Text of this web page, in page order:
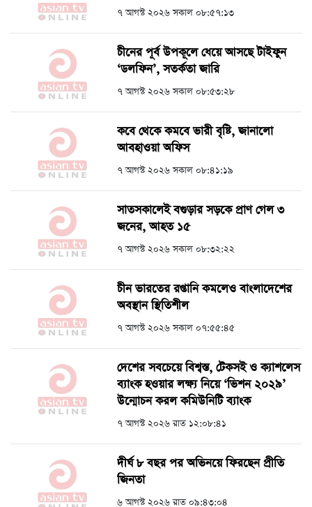
৭ আগস্ট ২০২৬ সকাল ০৮:৫৭:১৩
চীনের পূর্ব উপকূলে ধেয়ে আসছে টাইফুন
‘ডলফিন’, সতর্কতা জারি
৭ আগস্ট ২০২৬ সকাল ০৮:৫৩:২৮
কবে থেকে কমবে ভারী বৃষ্টি, জানালো
আবহাওয়া অফিস
৭ আগস্ট ২০২৬ সকাল ০৮:৪১:১৯
সাতসকালেই বগুড়ার সড়কে প্রাণ গেল ৩
জনের, আহত ১৫
৭ আগস্ট ২০২৬ সকাল ০৮:৩২:২২
চীন ভারতের রপ্তানি কমলেও বাংলাদেশের
অবস্থান স্থিতিশীল
৭ আগস্ট ২০২৬ সকাল ০৭:৫৫:৪৫
দেশের সবচেয়ে বিশ্বস্ত, টেকসই ও ক্যাশলেস
ব্যাংক হওয়ার লক্ষ্য নিয়ে ‘ভিশন ২০২৯’
উন্মোচন করল কমিউনিটি ব্যাংক
৭ আগস্ট ২০২৬ রাত ১২:০৮:৪১
দীর্ঘ ৮ বছর পর অভিনয়ে ফিরছেন প্রীতি
জিনতা
৬ আগস্ট ২০২৬ রাত ০৯:৪৩:০৪